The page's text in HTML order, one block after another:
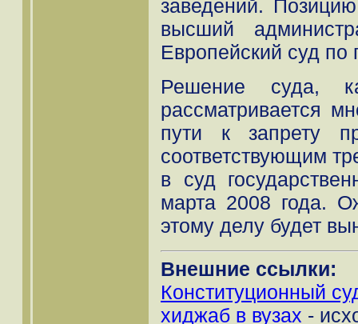
заведений.
высший
Европейский суд по
Решение суда,
рассматривается
пути к запрету
соответствующим
в суд
марта 2008 года.
этому делу будет
Внешние ссылки:
Конституционный
хиджаб в вузах -